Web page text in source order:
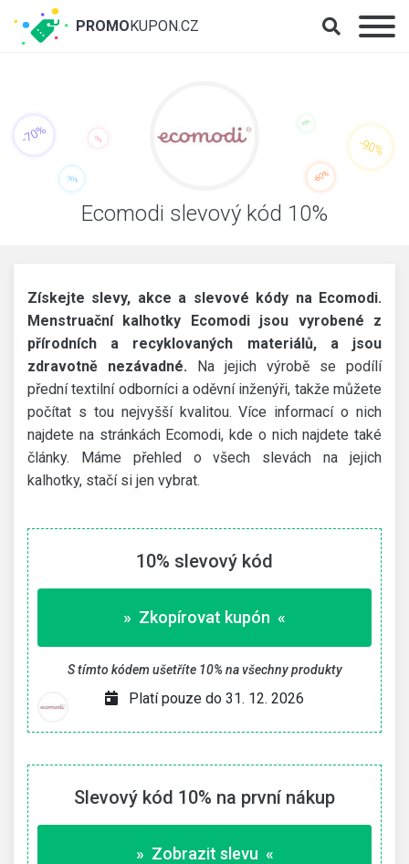
Ecomodi slevový kód 10%
Získejte slevy, akce a slevové kódy na Ecomodi.
Menstruační kalhotky Ecomodi jsou vyrobené z
přírodních a recyklovaných materiálů, a jsou
zdravotně nezávadné. Na jejich výrobě se podílí
přední textilní odborníci a oděvní inženýři, takže můžete
počítat s tou nejvyšší kvalitou. Více informací o nich
najdete na stránkách Ecomodi, kde o nich najdete také
články. Máme přehled o všech slevách na jejich
kalhotky, stačí si jen vybrat.
10% slevový kód
» Zkopírovat kupón «
S tímto kódem ušetříte 10% na všechny produkty
Platí pouze do 31. 12. 2026
Slevový kód 10% na první nákup
» Zobrazit slevu «
PROMOKUPON.CZ